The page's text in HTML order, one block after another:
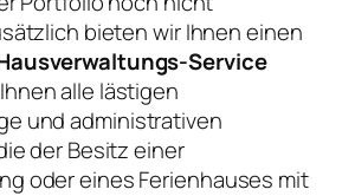
bieten wir Ihnen einen
Service
alle lästigen
und administrativen
der Besitz einer
oder eines Ferienhauses mit